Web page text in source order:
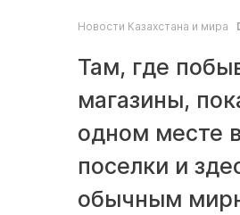
Новости Казахстана и мира
Там, где
магазины,
одном месте
поселки и
обычным